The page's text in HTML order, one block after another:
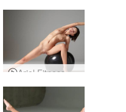
Ariel Fitness Nue